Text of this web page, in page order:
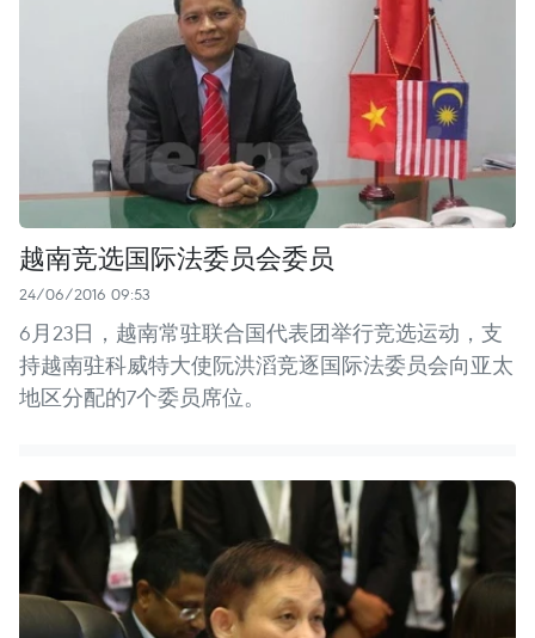
越南竞选国际法委员会委员
24/06/2016 09:53
6月23日，越南常驻联合国代表团举行竞选运动，支
持越南驻科威特大使阮洪滔竞逐国际法委员会向亚太
地区分配的7个委员席位。